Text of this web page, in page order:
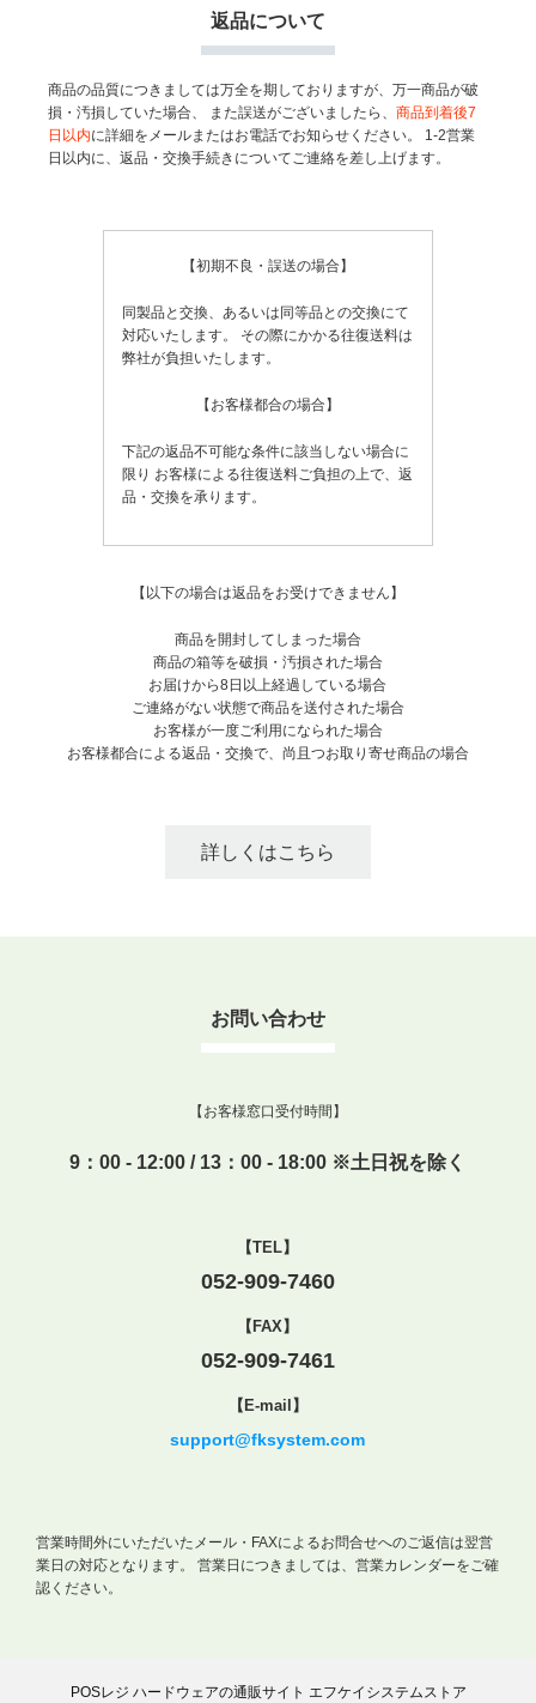
返品について
商品の品質につきましては万全を期しておりますが、万一商品が破
損・汚損していた場合、
また誤送がございましたら、商品到着後7
日以内に詳細をメールまたはお電話でお知らせください。
1-2営業
日以内に、返品・交換手続きについてご連絡を差し上げます。
【初期不良・誤送の場合】
同製品と交換、あるいは同等品との交換にて
対応いたします。
その際にかかる往復送料は
弊社が負担いたします。
【お客様都合の場合】
下記の返品不可能な条件に該当しない場合に
限り お客様による往復送料ご負担の上で、返
品・交換を承ります。
【以下の場合は返品をお受けできません】
商品を開封してしまった場合
商品の箱等を破損・汚損された場合
お届けから8日以上経過している場合
ご連絡がない状態で商品を送付された場合
お客様が一度ご利用になられた場合
お客様都合による返品・交換で、尚且つお取り寄せ商品の場合
詳しくはこちら
お問い合わせ
【お客様窓口受付時間】
9：00 - 12:00 / 13：00 - 18:00 ※土日祝を除く
【TEL】
052-909-7460
【FAX】
052-909-7461
【E-mail】
support@fksystem.com
営業時間外にいただいたメール・FAXによるお問合せへのご返信は翌営
業日の対応となります。
営業日につきましては、営業カレンダーをご確
認ください。
POSレジ ハードウェアの通販サイト エフケイシステムストア